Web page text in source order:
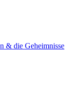
& die Geheimnisse